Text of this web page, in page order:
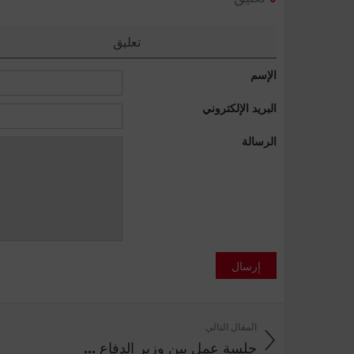
تعليق
الإسم
البريد الإلكتروني
الرسالة
إرسال
المقال التالي
جلسة عمل بين وزير الدفاع ...